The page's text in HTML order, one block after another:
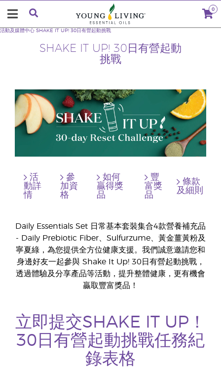
0
SHAKE IT UP! 30日有營起動
挑戰
活動及媒體中心 SHAKE IT UP! 30日有營起動挑戰
活
動詳
情
參
加資
格
如何
贏得獎
品
豐
富獎
品
條款
及細則
Daily Essentials Set 日常基本套裝集合4款營養補充品
- Daily Prebiotic Fiber、Sulfurzume、黃金薑黃粉及
寧夏綠，為您提供全方位健康支援。我們誠意邀請您和
身邊好友一起參與 Shake It Up! 30日有營起動挑戰，
透過體驗及分享產品等活動，提升整體健康，更有機會
贏取豐富獎品！
立即提交SHAKE IT UP！
30日有營起動挑戰任務紀
錄表格